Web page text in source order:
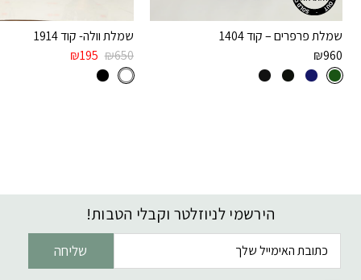
שמלת פרפרים – קוד 1404
₪960
שמלת וולה- קוד 1914
₪650
₪195
הירשמי לניוזלטר וקבלי הטבות!
שליחה